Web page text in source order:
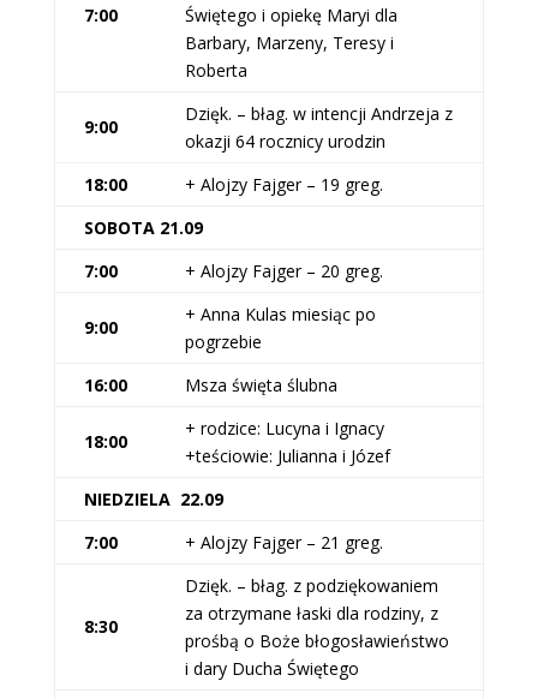
7:00
Świętego i opiekę Maryi dla
Barbary, Marzeny, Teresy i
Roberta
9:00
Dzięk. – błag. w intencji Andrzeja z
okazji 64 rocznicy urodzin
18:00
+ Alojzy Fajger – 19 greg.
SOBOTA 21.09
7:00
+ Alojzy Fajger – 20 greg.
9:00
+ Anna Kulas miesiąc po
pogrzebie
16:00
Msza święta ślubna
18:00
+ rodzice: Lucyna i Ignacy
+teściowie: Julianna i Józef
NIEDZIELA 22.09
7:00
+ Alojzy Fajger – 21 greg.
8:30
Dzięk. – błag. z podziękowaniem
za otrzymane łaski dla rodziny, z
prośbą o Boże błogosławieństwo
i dary Ducha Świętego